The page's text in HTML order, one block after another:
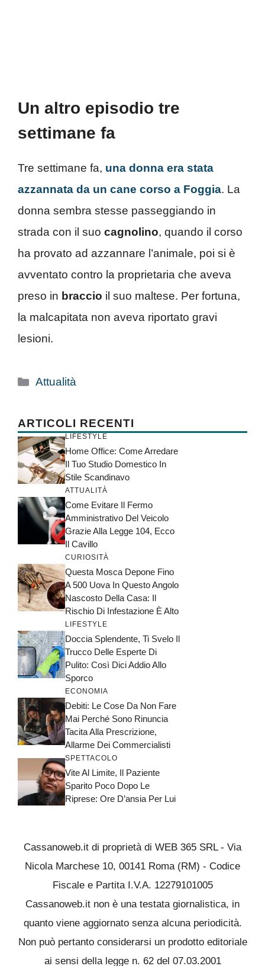
Un altro episodio tre
settimane fa
Tre settimane fa, una donna era stata
azzannata da un cane corso a Foggia. La
donna sembra stesse passeggiando in
strada con il suo cagnolino, quando il corso
ha provato ad azzannare l’animale, poi si è
avventato contro la proprietaria che aveva
preso in braccio il suo maltese. Per fortuna,
la malcapitata non aveva riportato gravi
lesioni.
Categorie
Attualità
ARTICOLI RECENTI
LIFESTYLE
Home Office: Come Arredare
Il Tuo Studio Domestico In
Stile Scandinavo
ATTUALITÀ
Come Evitare Il Fermo
Amministrativo Del Veicolo
Grazie Alla Legge 104, Ecco
Il Cavillo
CURIOSITÀ
Questa Mosca Depone Fino
A 500 Uova In Questo Angolo
Nascosto Della Casa: Il
Rischio Di Infestazione È Alto
LIFESTYLE
Doccia Splendente, Ti Svelo Il
Trucco Delle Esperte Di
Pulito: Così Dici Addio Allo
Sporco
ECONOMIA
Debiti: Le Cose Da Non Fare
Mai Perché Sono Rinuncia
Tacita Alla Prescrizione,
Allarme Dei Commercialisti
SPETTACOLO
Vite Al Limite, Il Paziente
Sparito Poco Dopo Le
Riprese: Ore D’ansia Per Lui
Cassanoweb.it di proprietà di WEB 365 SRL - Via
Nicola Marchese 10, 00141 Roma (RM) - Codice
Fiscale e Partita I.V.A. 12279101005
Cassanoweb.it non è una testata giornalistica, in
quanto viene aggiornato senza alcuna periodicità.
Non può pertanto considerarsi un prodotto editoriale
ai sensi della legge n. 62 del 07.03.2001